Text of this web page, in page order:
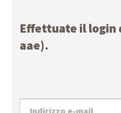
Effettuate il login
aae).